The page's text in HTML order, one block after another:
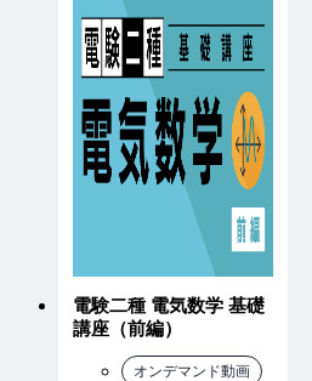
電験二種 電気数学 基礎
講座（前編）
オンデマンド動画